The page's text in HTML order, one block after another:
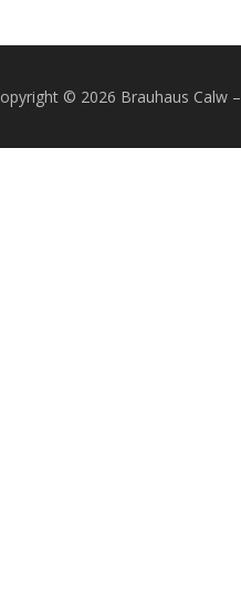
© 2026 Brauhaus Calw–